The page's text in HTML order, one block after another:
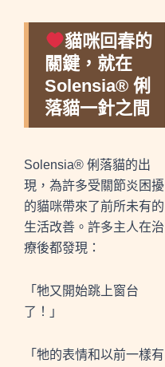
貓咪回春的
關鍵，就在
Solensia® 俐
落貓一針之間 ​
Solensia® 俐落貓的出
現，為許多受關節炎困擾
的貓咪帶來了前所未有的
生活改善。許多主人在治
療後都發現：
「牠又開始跳上窗台
了！」
「牠的表情和以前一樣有